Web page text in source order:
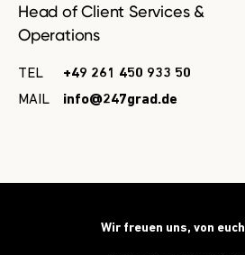
Head of Client Services &
Operations
TEL
+49 261 450 933 50
MAIL
info@247grad.de
Wir freuen uns, von